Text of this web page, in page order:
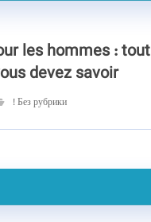
les hommes : tout
devez savoir
! Без рубрики